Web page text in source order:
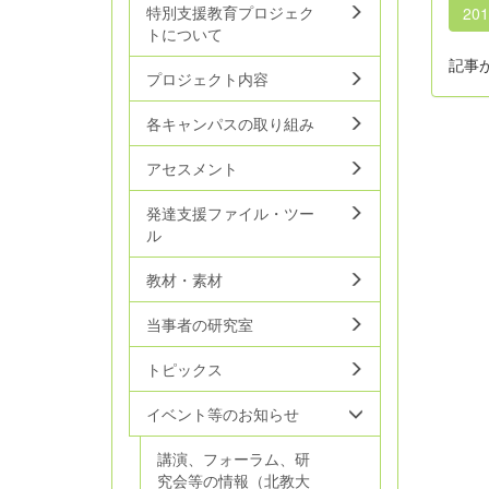
記事
特別支援教育プロジェク
トについて
プロジェクト内容
各キャンパスの取り組み
アセスメント
発達支援ファイル・ツー
ル
教材・素材
当事者の研究室
トピックス
イベント等のお知らせ
講演、フォーラム、研
究会等の情報（北教大